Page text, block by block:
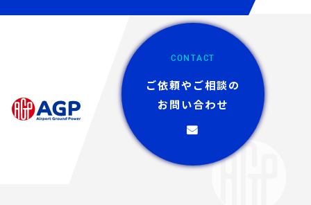
CONTACT
ご依頼やご相談の
お問い合わせ